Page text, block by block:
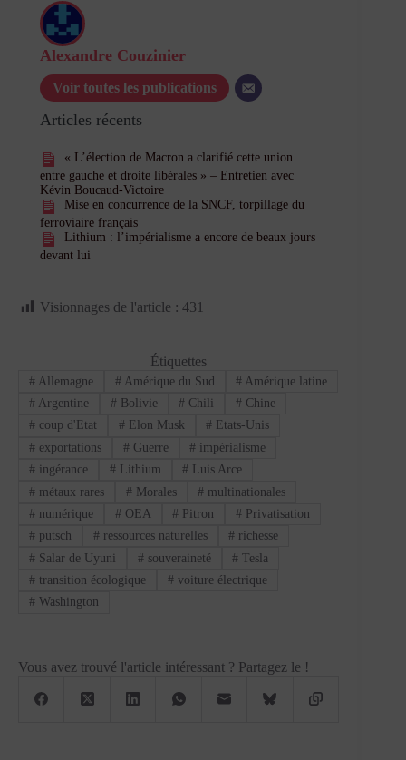
Alexandre Couzinier
Voir toutes les publications
Articles récents
« L’élection de Macron a clarifié cette union
entre gauche et droite libérales » – Entretien avec
Kévin Boucaud-Victoire
Mise en concurrence de la SNCF, torpillage du
ferroviaire français
Lithium : l’impérialisme a encore de beaux jours
devant lui
Visionnages de l'article : 431
Étiquettes
# Allemagne # Amérique du Sud # Amérique latine
# Argentine # Bolivie # Chili # Chine
# coup d'Etat # Elon Musk # Etats-Unis
# exportations # Guerre # impérialisme
# ingérance # Lithium # Luis Arce
# métaux rares # Morales # multinationales
# numérique # OEA # Pitron # Privatisation
# putsch # ressources naturelles # richesse
# Salar de Uyuni # souveraineté # Tesla
# transition écologique # voiture électrique
# Washington
Vous avez trouvé l'article intéressant ? Partagez le !